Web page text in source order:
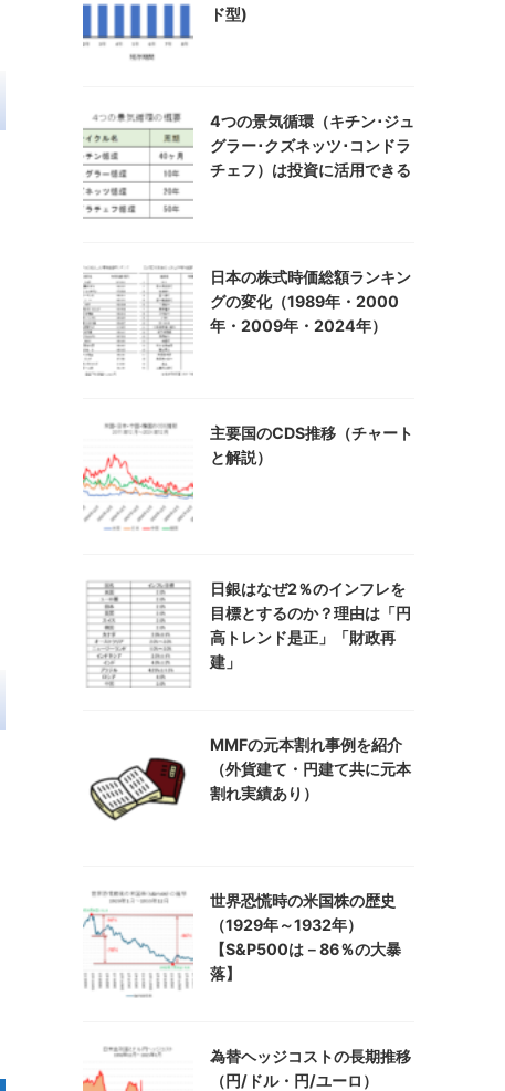
ド型)
4つの景気循環（キチン･ジュ
グラー･クズネッツ･コンドラ
チェフ）は投資に活用できる
日本の株式時価総額ランキン
グの変化（1989年・2000
年・2009年・2024年）
主要国のCDS推移（チャート
と解説）
日銀はなぜ2％のインフレを
目標とするのか？理由は「円
高トレンド是正」「財政再
建」
MMFの元本割れ事例を紹介
（外貨建て・円建て共に元本
割れ実績あり）
世界恐慌時の米国株の歴史
（1929年～1932年）
【S&P500は－86％の大暴
落】
為替ヘッジコストの長期推移
（円/ドル・円/ユーロ）